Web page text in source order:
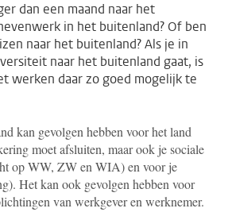
dan een maand naar het
in het buitenland? Of ben
naar het buitenland? Als je in
naar het buitenland gaat, is
werken daar zo goed mogelijk te
kan gevolgen hebben voor het land
moet afsluiten, maar ook je sociale
op WW, ZW en WIA) en voor je
Het kan ook gevolgen hebben voor
van werkgever en werknemer.